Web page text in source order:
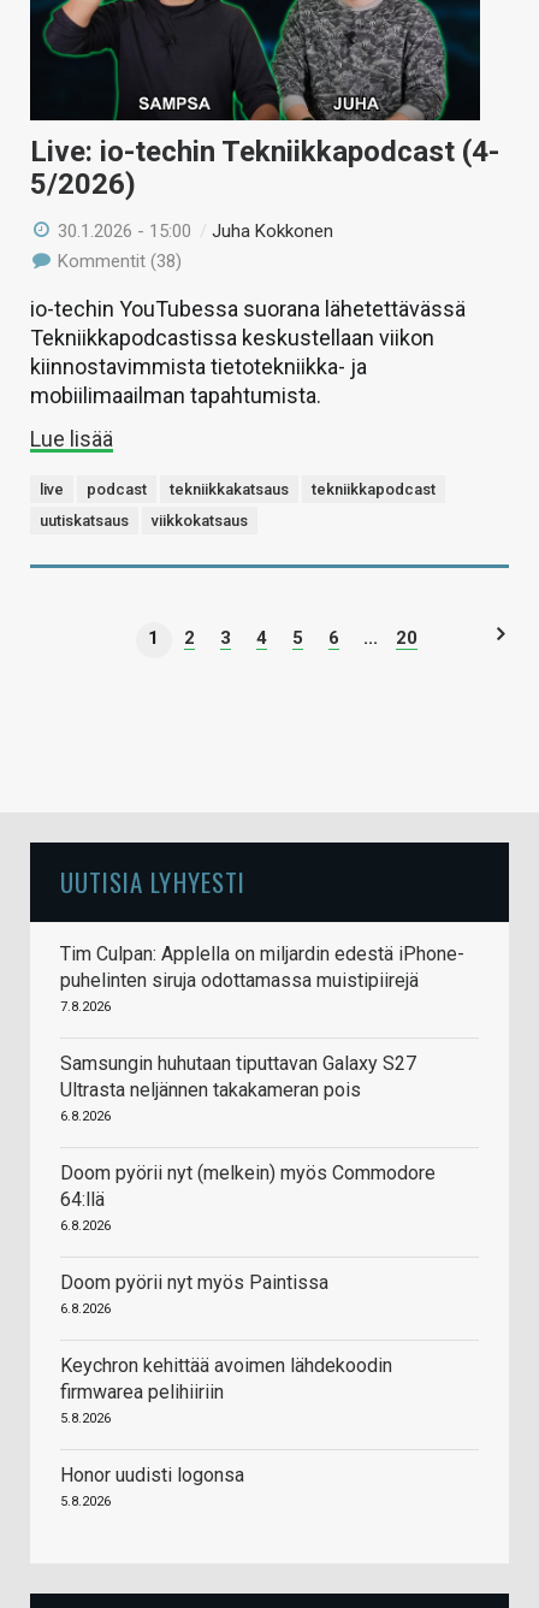
Live: io-techin Tekniikkapodcast (4-
5/2026)
30.1.2026 - 15:00 /Juha Kokkonen
Kommentit (38)
io-techin YouTubessa suorana lähetettävässä
Tekniikkapodcastissa keskustellaan viikon
kiinnostavimmista tietotekniikka- ja
mobiilimaailman tapahtumista.
Lue lisää
live podcast tekniikkakatsaus
tekniikkapodcast
uutiskatsaus
viikkokatsaus
1 2 3 4 5 6 ... 20
UUTISIA LYHYESTI
Tim Culpan: Applella on miljardin edestä iPhone-
puhelinten siruja odottamassa muistipiirejä
7.8.2026
Samsungin huhutaan tiputtavan Galaxy S27
Ultrasta neljännen takakameran pois
6.8.2026
Doom pyörii nyt (melkein) myös Commodore
64:llä
6.8.2026
Doom pyörii nyt myös Paintissa
6.8.2026
Keychron kehittää avoimen lähdekoodin
firmwarea pelihiiriin
5.8.2026
Honor uudisti logonsa
5.8.2026